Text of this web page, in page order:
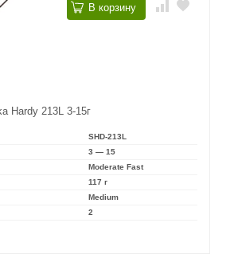
Hardy 213L 3-15г
SHD-213L
3 — 15
Moderate Fast
117 г
Medium
2
В корзину